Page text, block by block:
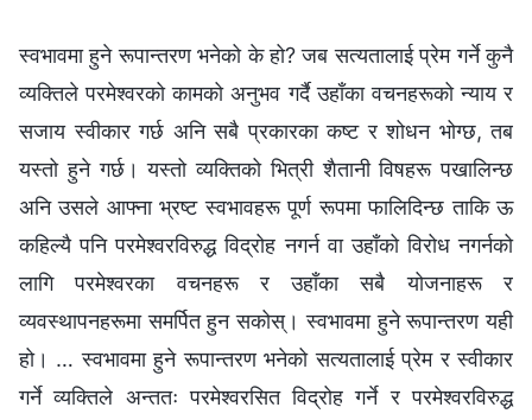
स्वभावमा हुने रूपान्तरण भनेको के हो? जब सत्यतालाई प्रेम गर्ने कुनै
व्यक्तिले परमेश्‍वरको कामको अनुभव गर्दै उहाँका वचनहरूको न्याय र
सजाय स्वीकार गर्छ अनि सबै प्रकारका कष्ट र शोधन भोग्छ, तब
यस्तो हुने गर्छ। यस्तो व्यक्तिको भित्री शैतानी विषहरू पखालिन्छ
अनि उसले आफ्ना भ्रष्ट स्वभावहरू पूर्ण रूपमा फालिदिन्छ ताकि ऊ
कहिल्यै पनि परमेश्‍वरविरुद्ध विद्रोह नगर्न वा उहाँको विरोध नगर्नको
लागि परमेश्‍वरका वचनहरू र उहाँका सबै योजनाहरू र
व्यवस्थापनहरूमा समर्पित हुन सकोस्। स्वभावमा हुने रूपान्तरण यही
हो। … स्वभावमा हुने रूपान्तरण भनेको सत्यतालाई प्रेम र स्वीकार
गर्ने व्यक्तिले अन्ततः परमेश्‍वरसित विद्रोह गर्ने र परमेश्‍वरविरुद्ध